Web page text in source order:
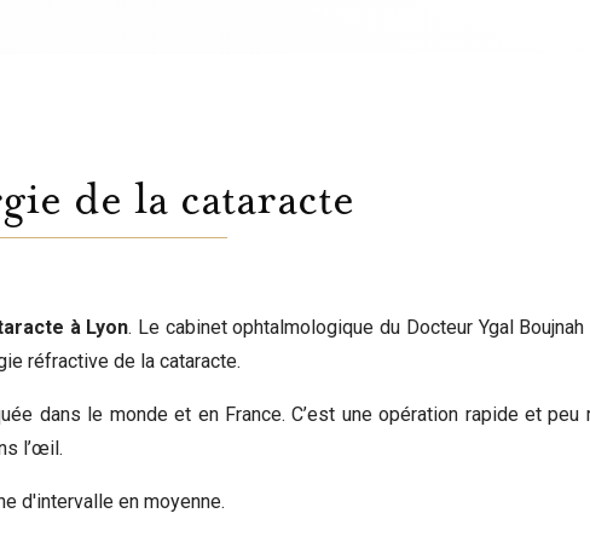
de la cataracte
à Lyon. Le cabinet ophtalmologique du Docteur Ygal
réfractive de la cataracte.
dans le monde et en France. C’est une opération rapide et
l’œil.
d'intervalle en moyenne.